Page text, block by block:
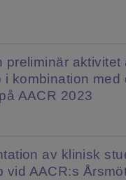
preliminär aktivitet
i kombination med
AACR 2023
av klinisk
vid AACR:s